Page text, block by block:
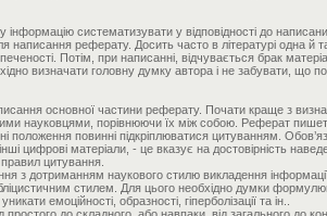
інформацію систематизувати у відповідності до
написання реферату. Досить часто в літературі одна й
Потім, при написанні, відчувається брак
визначати головну думку автора і не забувати, що
основної частини реферату. Почати краще з
науковцями, порівнюючи їх між собою. Реферат
положення повинні підкріплюватися цитуванням.
цифрові матеріали, - це вказує на достовірність
цитування.
з дотриманням наукового стилю викладення
стилем. Для цього необхідно думки
емоційності, образності, гіперболізації та ін..